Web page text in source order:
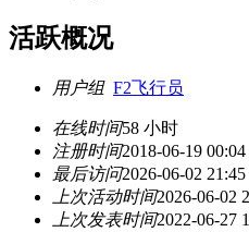
活跃概况
用户组 F2飞行员
在线时间58 小时
注册时间2018-06-19 00:04
最后访问2026-06-02 21:45
上次活动时间2026-06-02
上次发表时间2022-06-27